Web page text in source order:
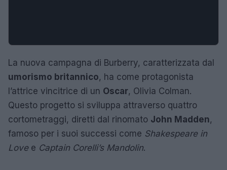
La nuova campagna di Burberry, caratterizzata dal
umorismo britannico, ha come protagonista
l’attrice vincitrice di un Oscar, Olivia Colman.
Questo progetto si sviluppa attraverso quattro
cortometraggi, diretti dal rinomato John Madden,
famoso per i suoi successi come Shakespeare in
Lovee Captain Corelli’s Mandolin.